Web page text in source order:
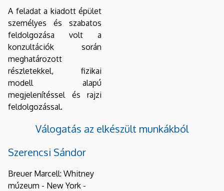
A feladat a kiadott épület
személyes és szabatos
feldolgozása volt a
konzultációk során
meghatározott
részletekkel, fizikai
modell alapú
megjelenítéssel és rajzi
feldolgozással.
Válogatás az elkészült munkákból
Szerencsi Sándor
Breuer Marcell: Whitney
múzeum - New York -